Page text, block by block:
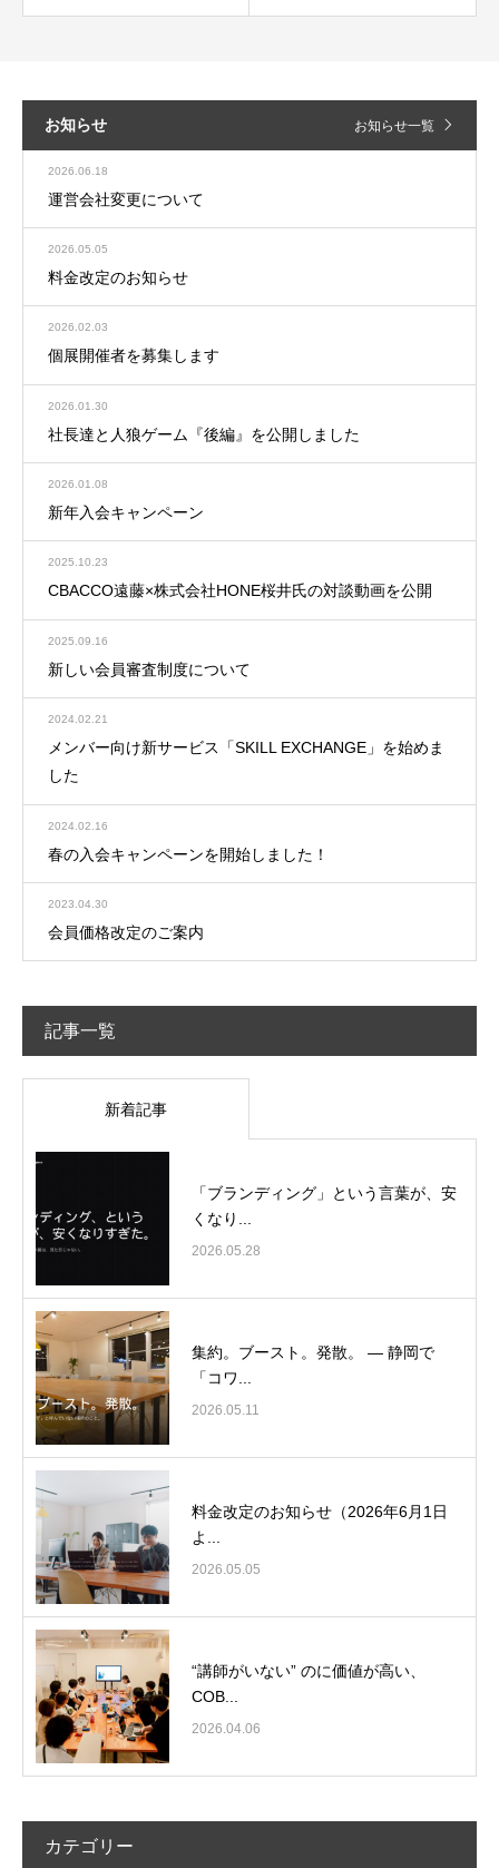
お知らせ お知らせ一覧
2026.06.18
運営会社変更について
2026.05.05
料金改定のお知らせ
2026.02.03
個展開催者を募集します
2026.01.30
社長達と人狼ゲーム『後編』を公開しました
2026.01.08
新年入会キャンペーン
2025.10.23
CBACCO遠藤×株式会社HONE桜井氏の対談動画を公開
2025.09.16
新しい会員審査制度について
2024.02.21
メンバー向け新サービス「SKILL EXCHANGE」を始めま
した
2024.02.16
春の入会キャンペーンを開始しました！
2023.04.30
会員価格改定のご案内
記事一覧
新着記事
「ブランディング」という言葉が、安
くなり...
2026.05.28
集約。ブースト。発散。 ― 静岡で
「コワ...
2026.05.11
料金改定のお知らせ（2026年6月1日
よ...
2026.05.05
“講師がいない” のに価値が高い、
COB...
2026.04.06
カテゴリー